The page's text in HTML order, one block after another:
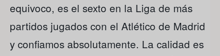
equivoco, es el sexto en la Liga de más
partidos jugados con el Atlético de Madrid
y confiamos absolutamente. La calidad es